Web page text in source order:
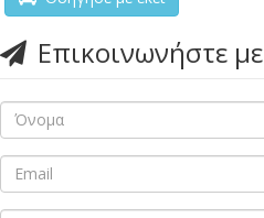
Επικοινωνήστε